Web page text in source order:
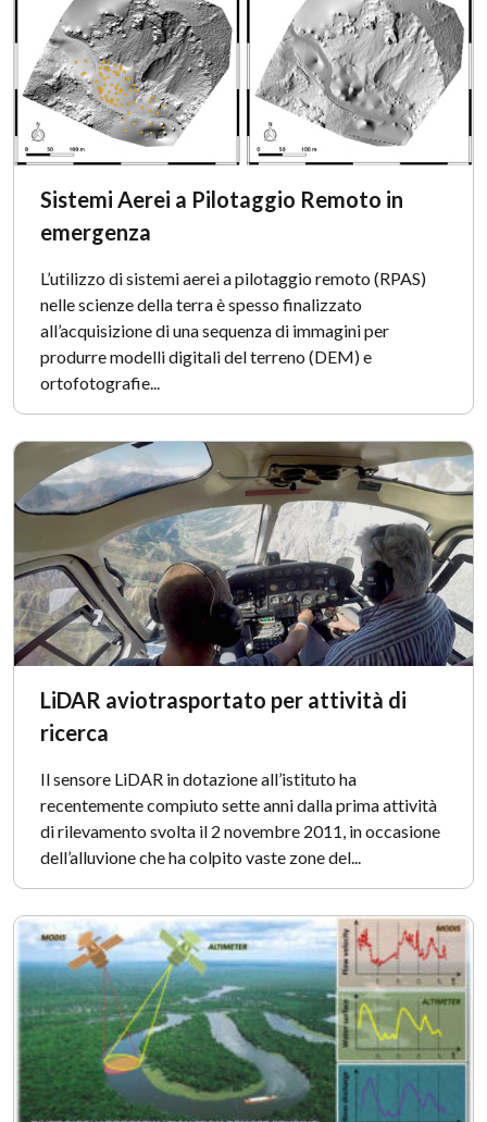
Sistemi Aerei a Pilotaggio Remoto in
emergenza
L’utilizzo di sistemi aerei a pilotaggio remoto (RPAS)
nelle scienze della terra è spesso finalizzato
all’acquisizione di una sequenza di immagini per
produrre modelli digitali del terreno (DEM) e
ortofotografie...
LiDAR aviotrasportato per attività di
ricerca
Il sensore LiDAR in dotazione all’istituto ha
recentemente compiuto sette anni dalla prima attività
di rilevamento svolta il 2 novembre 2011, in occasione
dell’alluvione che ha colpito vaste zone del...